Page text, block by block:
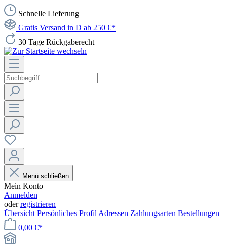
Schnelle Lieferung
Gratis Versand in D ab 250 €*
30 Tage Rückgaberecht
Menü schließen
Mein Konto
Anmelden
oderregistrieren
Übersicht Persönliches Profil Adressen Zahlungsarten Bestellungen
0,00 €*